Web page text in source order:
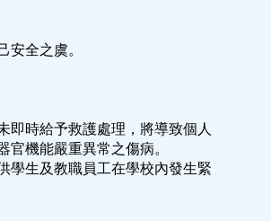
安全之虞。
即時給予救護處理，將導致個人
機能嚴重異常之傷病。
及教職員工在學校內發生緊